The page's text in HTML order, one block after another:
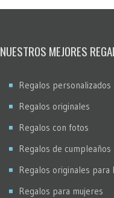
NUESTROS MEJORES
Regalos personalizados
Regalos originales
Regalos con fotos
Regalos de cumpleaños
Regalos originales para
Regalos para mujeres